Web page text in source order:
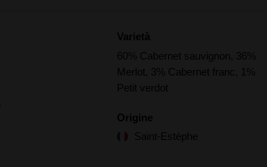
Varietà
60% Cabernet sauvignon, 36%
Merlot, 3% Cabernet franc, 1%
Petit verdot
Origine
Saint-Estèphe